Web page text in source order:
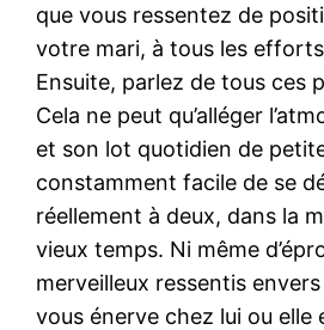
que vous ressentez de
votre mari, à tous les efforts
Ensuite, parlez de tous ces
Cela ne peut qu’alléger
et son lot quotidien de
constamment facile de se
réellement à deux, dans la
vieux temps. Ni même
merveilleux ressentis
vous énerve chez lui ou elle